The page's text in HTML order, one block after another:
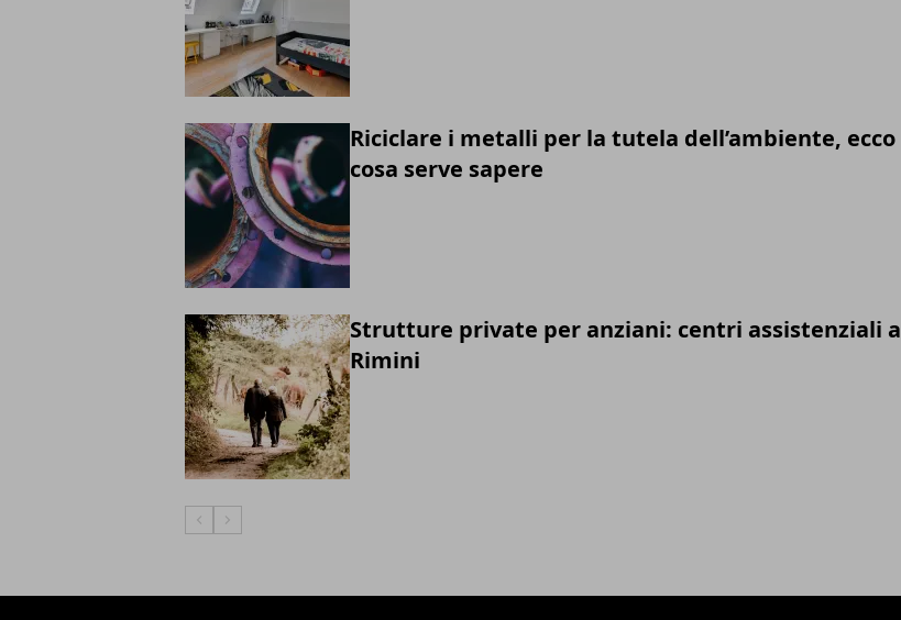
Riciclare i metalli per la tutela dell’ambiente, ecco
cosa serve sapere
Strutture private per anziani: centri assistenziali a
Rimini
Articolo Precedente
Articolo Successivo